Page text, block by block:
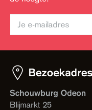
Schouwburg Odeon
Blijmarkt 25